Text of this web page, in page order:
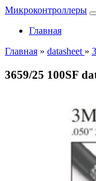
Микроконтроллеры
Главная
Главная » datasheet »
3659/25 100SF